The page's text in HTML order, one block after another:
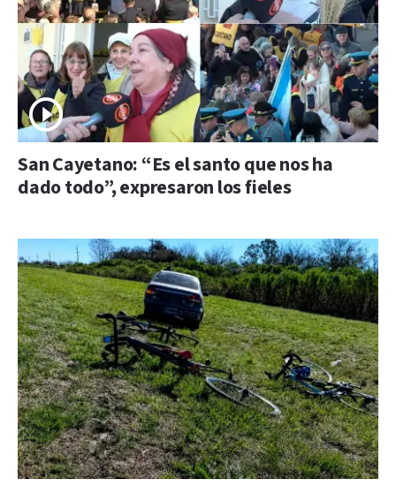
San Cayetano: “Es el santo que nos ha
dado todo”, expresaron los fieles